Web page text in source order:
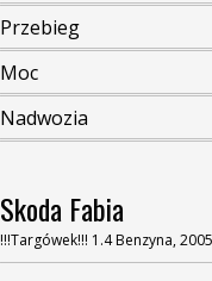
Przebieg
Moc
Nadwozia
Skoda Fabia
!!!Targówek!!! 1.4 Benzyna,